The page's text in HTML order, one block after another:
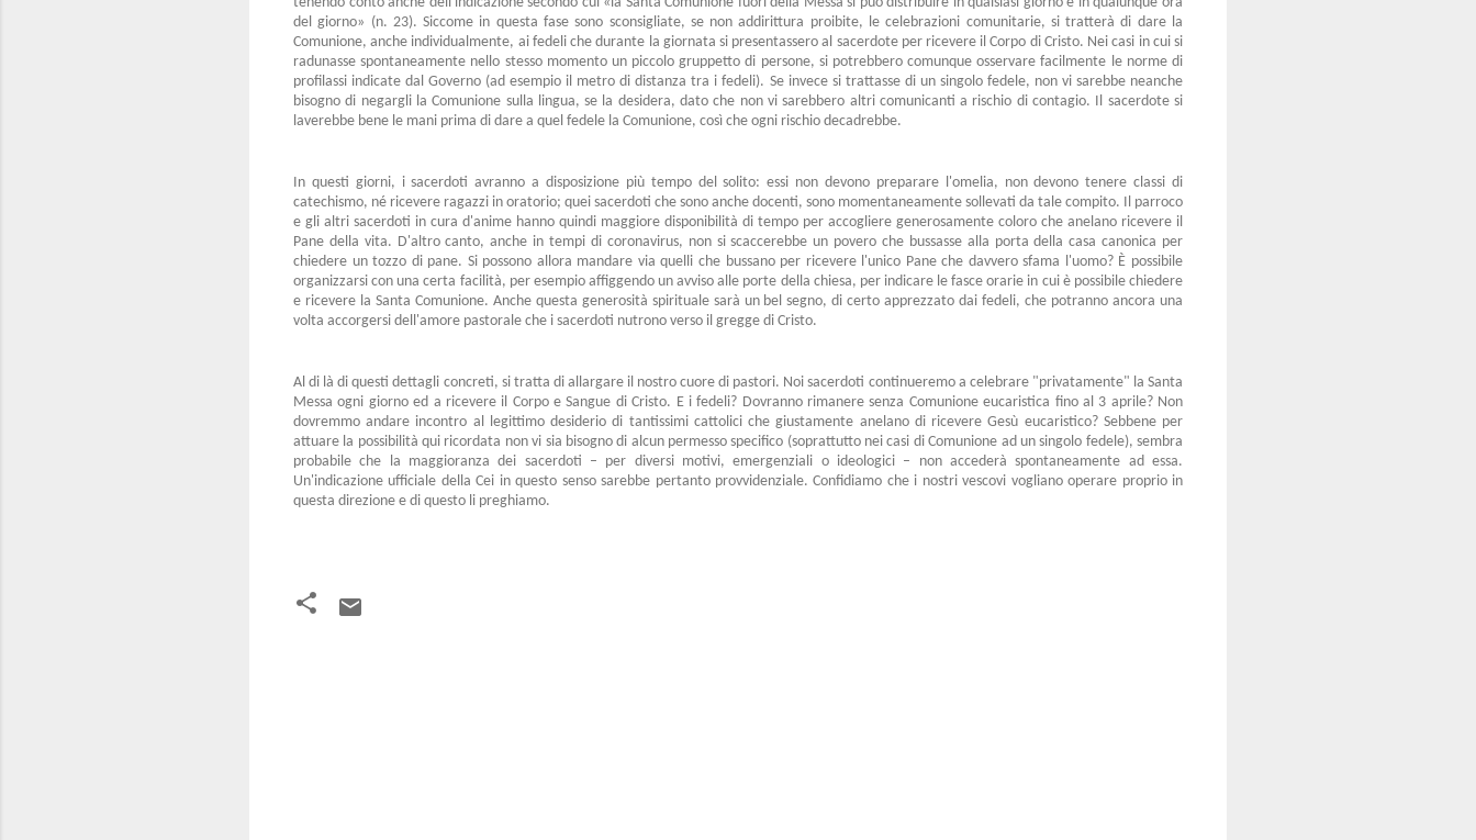
del giorno» (n. 23). Siccome in questa fase sono sconsigliate, se non addirittura proibite, le celebrazioni comunitarie, si tratterà di dare la
Comunione, anche individualmente, ai fedeli che durante la giornata si presentassero al sacerdote per ricevere il Corpo di Cristo. Nei casi in cui si
radunasse spontaneamente nello stesso momento un piccolo gruppetto di persone, si potrebbero comunque osservare facilmente le norme di
profilassi indicate dal Governo (ad esempio il metro di distanza tra i fedeli). Se invece si trattasse di un singolo fedele, non vi sarebbe neanche
bisogno di negargli la Comunione sulla lingua, se la desidera, dato che non vi sarebbero altri comunicanti a rischio di contagio. Il sacerdote si
laverebbe bene le mani prima di dare a quel fedele la Comunione, così che ogni rischio decadrebbe.
In questi giorni, i sacerdoti avranno a disposizione più tempo del solito: essi non devono preparare l'omelia, non devono tenere classi di
catechismo, né ricevere ragazzi in oratorio; quei sacerdoti che sono anche docenti, sono momentaneamente sollevati da tale compito. Il parroco
e gli altri sacerdoti in cura d'anime hanno quindi maggiore disponibilità di tempo per accogliere generosamente coloro che anelano ricevere il
Pane della vita. D'altro canto, anche in tempi di coronavirus, non si scaccerebbe un povero che bussasse alla porta della casa canonica per
chiedere un tozzo di pane. Si possono allora mandare via quelli che bussano per ricevere l'unico Pane che davvero sfama l'uomo? È possibile
organizzarsi con una certa facilità, per esempio affiggendo un avviso alle porte della chiesa, per indicare le fasce orarie in cui è possibile chiedere
e ricevere la Santa Comunione. Anche questa generosità spirituale sarà un bel segno, di certo apprezzato dai fedeli, che potranno ancora una
volta accorgersi dell'amore pastorale che i sacerdoti nutrono verso il gregge di Cristo.
Al di là di questi dettagli concreti, si tratta di allargare il nostro cuore di pastori. Noi sacerdoti continueremo a celebrare "privatamente" la Santa
Messa ogni giorno ed a ricevere il Corpo e Sangue di Cristo. E i fedeli? Dovranno rimanere senza Comunione eucaristica fino al 3 aprile? Non
dovremmo andare incontro al legittimo desiderio di tantissimi cattolici che giustamente anelano di ricevere Gesù eucaristico? Sebbene per
attuare la possibilità qui ricordata non vi sia bisogno di alcun permesso specifico (soprattutto nei casi di Comunione ad un singolo fedele), sembra
probabile che la maggioranza dei sacerdoti – per diversi motivi, emergenziali o ideologici – non accederà spontaneamente ad essa.
Un'indicazione ufficiale della Cei in questo senso sarebbe pertanto provvidenziale. Confidiamo che i nostri vescovi vogliano operare proprio in
questa direzione e di questo li preghiamo.